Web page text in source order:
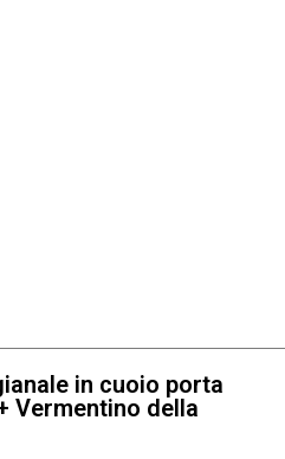
in cuoio porta
Vermentino della